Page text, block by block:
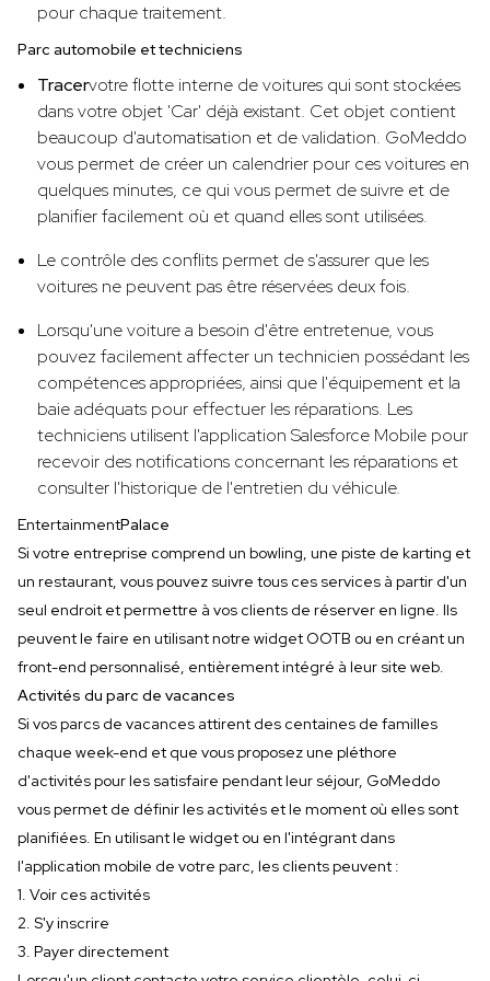
pour chaque traitement.
Parc automobile et techniciens
‍Tracervotre flotte interne de voitures qui sont stockées
dans votre objet 'Car' déjà existant. Cet objet contient
beaucoup d'automatisation et de validation. GoMeddo
vous permet de créer un calendrier pour ces voitures en
quelques minutes, ce qui vous permet de suivre et de
planifier facilement où et quand elles sont utilisées.
Le contrôle des conflits permet de s'assurer que les
voitures ne peuvent pas être réservées deux fois.
Lorsqu'une voiture a besoin d'être entretenue, vous
pouvez facilement affecter un technicien possédant les
compétences appropriées, ainsi que l'équipement et la
baie adéquats pour effectuer les réparations. Les
techniciens utilisent l'application Salesforce Mobile pour
recevoir des notifications concernant les réparations et
consulter l'historique de l'entretien du véhicule.
‍EntertainmentPalace
Si votre entreprise comprend un bowling, une piste de karting et
un restaurant, vous pouvez suivre tous ces services à partir d'un
seul endroit et permettre à vos clients de réserver en ligne. Ils
peuvent le faire en utilisant notre widget OOTB ou en créant un
front-end personnalisé, entièrement intégré à leur site web.
Activités du parc de vacances
Si vos parcs de vacances attirent des centaines de familles
chaque week-end et que vous proposez une pléthore
d'activités pour les satisfaire pendant leur séjour, GoMeddo
vous permet de définir les activités et le moment où elles sont
planifiées. En utilisant le widget ou en l'intégrant dans
l'application mobile de votre parc, les clients peuvent :
1. Voir ces activités
2. S'y inscrire
3. Payer directement